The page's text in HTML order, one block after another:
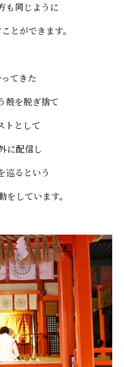
も同じように
とができます。
てきた
殻を脱ぎ捨て
トとして
に配信し
巡るという
をしています。